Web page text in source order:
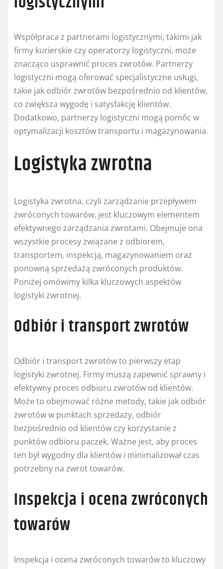
Współpraca z partnerami logistycznymi, takimi jak
firmy kurierskie czy operatorzy logistyczni, może
znacząco usprawnić proces zwrotów. Partnerzy
logistyczni mogą oferować specjalistyczne usługi,
takie jak odbiór zwrotów bezpośrednio od klientów,
co zwiększa wygodę i satysfakcję klientów.
Dodatkowo, partnerzy logistyczni mogą pomóc w
optymalizacji kosztów transportu i magazynowania.
Logistyka zwrotna
Logistyka zwrotna, czyli zarządzanie przepływem
zwróconych towarów, jest kluczowym elementem
efektywnego zarządzania zwrotami. Obejmuje ona
wszystkie procesy związane z odbiorem,
transportem, inspekcją, magazynowaniem oraz
ponowną sprzedażą zwróconych produktów.
Poniżej omówimy kilka kluczowych aspektów
logistyki zwrotnej.
Odbiór i transport zwrotów
Odbiór i transport zwrotów to pierwszy etap
logistyki zwrotnej. Firmy muszą zapewnić sprawny i
efektywny proces odbioru zwrotów od klientów.
Może to obejmować różne metody, takie jak odbiór
zwrotów w punktach sprzedaży, odbiór
bezpośrednio od klientów czy korzystanie z
punktów odbioru paczek. Ważne jest, aby proces
ten był wygodny dla klientów i minimalizował czas
potrzebny na zwrot towarów.
Inspekcja i ocena zwróconych
towarów
Inspekcja i ocena zwróconych towarów to kluczowy